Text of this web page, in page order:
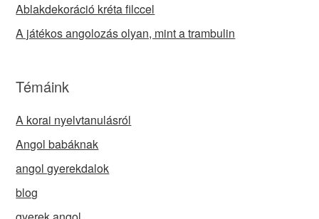
Ablakdekoráció kréta filccel
A játékos angolozás olyan, mint a trambulin
Témáink
A korai nyelvtanulásról
Angol babáknak
angol gyerekdalok
blog